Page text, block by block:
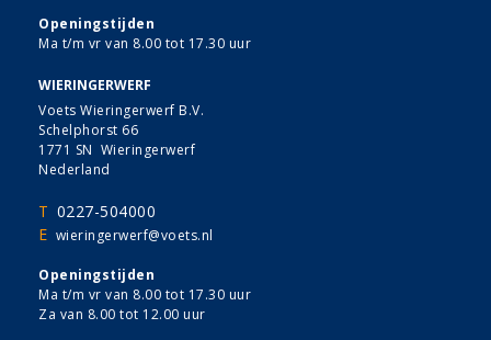
Openingstijden
Ma t/m vr van 8.00 tot 17.30 uur
WIERINGERWERF
Voets Wieringerwerf B.V.
Schelphorst 66
1771 SN Wieringerwerf
Nederland
T 0227-504000
E wieringerwerf@voets.nl
Openingstijden
Ma t/m vr van 8.00 tot 17.30 uur
Za van 8.00 tot 12.00 uur